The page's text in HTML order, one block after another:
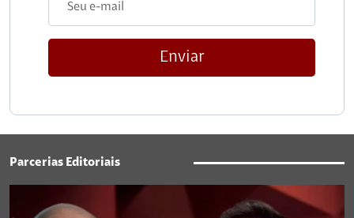
Enviar
Parcerias Editoriais